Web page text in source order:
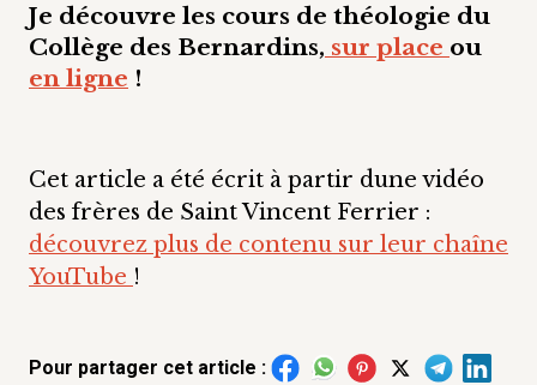
Je découvre les cours de théologie du
Collège des Bernardins, sur place ou
en ligne !
Cet article a été écrit à partir dune vidéo
des frères de Saint Vincent Ferrier :
découvrez plus de contenu sur leur chaîne
YouTube !
Pour partager cet article :